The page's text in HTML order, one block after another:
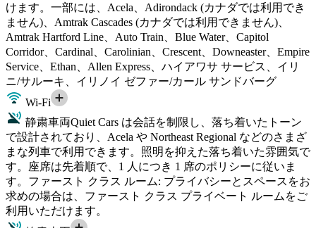
けます。一部には、Acela、Adirondack (カナダでは利用でき
ません)、Amtrak Cascades (カナダでは利用できません)、
Amtrak Hartford Line、Auto Train、Blue Water、Capitol
Corridor、Cardinal、Carolinian、Crescent、Downeaster、Empire
Service、Ethan、Allen Express、ハイアワサ サービス、イリ
ニ/サルーキ、イリノイ ゼファー/カール サンドバーグ
Wi-Fi
静粛車両Quiet Cars は会話を制限し、落ち着いたトーン
で設計されており、Acela や Northeast Regional などのさまざ
まな列車で利用できます。照明を抑えた落ち着いた雰囲気で
す。座席は先着順で、1 人につき 1 席のポリシーに従いま
す。ファースト クラス ルーム: プライバシーとスペースをお
求めの場合は、ファースト クラス プライベート ルームをご
利用いただけます。